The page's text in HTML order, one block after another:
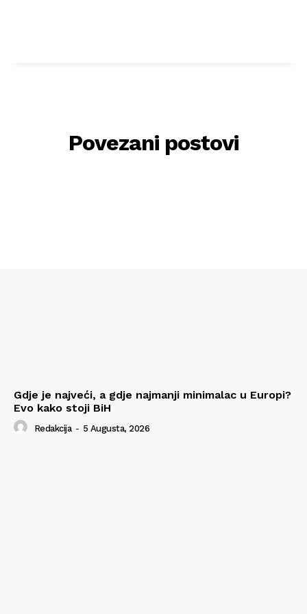
Povezani postovi
Gdje je najveći, a gdje najmanji minimalac u Europi?
Evo kako stoji BiH
Redakcija - 5 Augusta, 2026